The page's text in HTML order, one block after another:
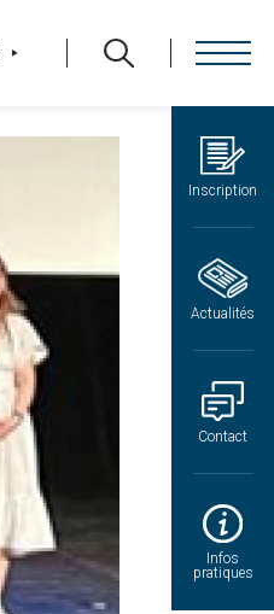
Inscription
Actualités
Contact
Infos
pratiques